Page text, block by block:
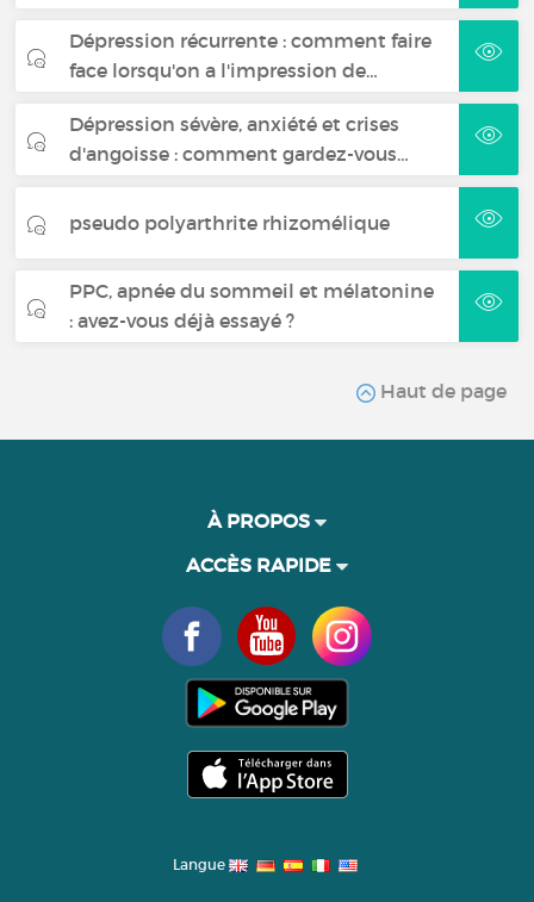
Dépression récurrente : comment faire
face lorsqu'on a l'impression de…
Dépression sévère, anxiété et crises
d'angoisse : comment gardez-vous…
pseudo polyarthrite rhizomélique
PPC, apnée du sommeil et mélatonine
: avez-vous déjà essayé ?
Haut de page
À PROPOS
ACCÈS RAPIDE
Langue